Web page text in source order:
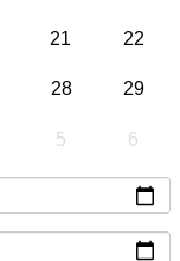
21 22
28 29
5 6